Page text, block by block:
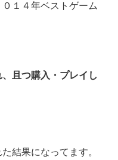
１４年ベストゲーム
、且つ購入・プレイし
結果になってます。